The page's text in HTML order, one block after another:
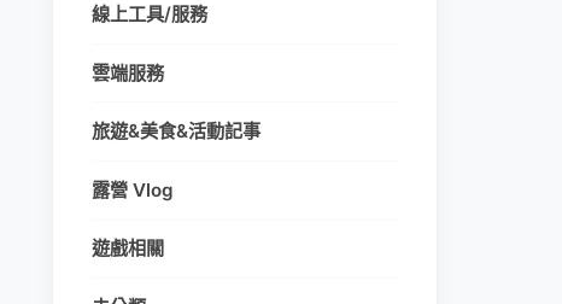
線上工具/服務
雲端服務
旅遊&美食&活動記事
露營 Vlog
遊戲相關